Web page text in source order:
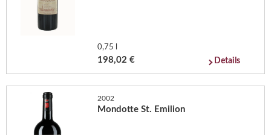
0,75 l
198,02 € Details
2002
Mondotte St. Emilion